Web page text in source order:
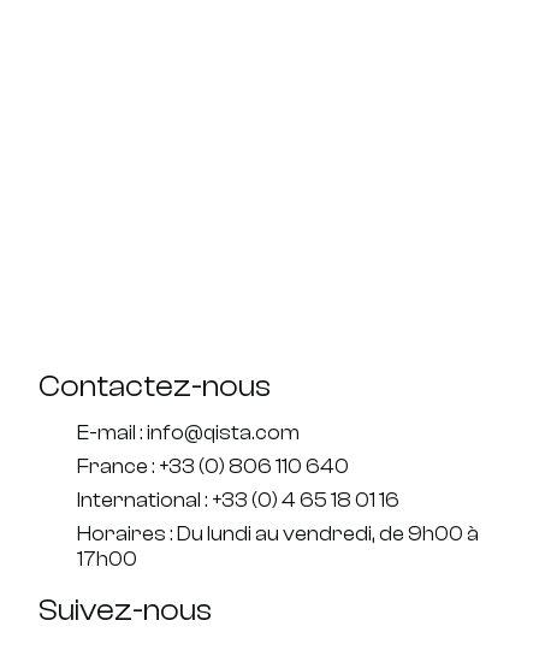
Contactez-nous
E-mail : info@qista.com
France : +33 (0) 806 110 640
International : +33 (0) 4 65 18 01 16
Horaires : Du lundi au vendredi, de 9h00 à
17h00
Suivez-nous